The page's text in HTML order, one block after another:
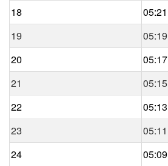
18
05:21
19
05:19
20
05:17
21
05:15
22
05:13
23
05:11
24
05:09